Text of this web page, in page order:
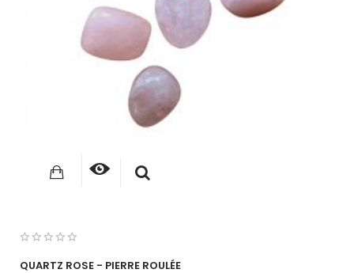
QUARTZ ROSE - PIERRE ROULÉE